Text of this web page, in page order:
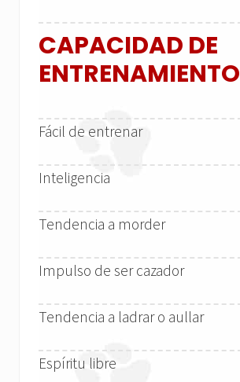
CAPACIDAD DE
ENTRENAMIENTO
Fácil de entrenar
Inteligencia
Tendencia a morder
Impulso de ser cazador
Tendencia a ladrar o aullar
Espíritu libre